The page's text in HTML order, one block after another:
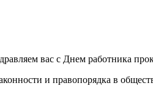
вас с Днем работника
и правопорядка в